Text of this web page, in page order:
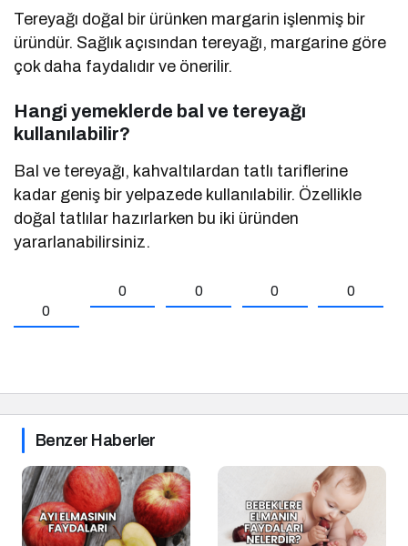
Tereyağı doğal bir ürünken margarin işlenmiş bir
üründür. Sağlık açısından tereyağı, margarine göre
çok daha faydalıdır ve önerilir.
Hangi yemeklerde bal ve tereyağı
kullanılabilir?
Bal ve tereyağı, kahvaltılardan tatlı tariflerine
kadar geniş bir yelpazede kullanılabilir. Özellikle
doğal tatlılar hazırlarken bu iki üründen
yararlanabilirsiniz.
0 0 0 0
Benzer Haberler